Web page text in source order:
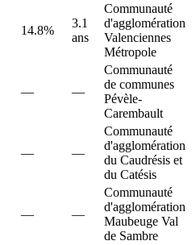
14.8%
3.1
ans
Communauté
d'agglomération
Valenciennes
Métropole
— —
Communauté
de communes
Pévèle-
Carembault
— —
Communauté
d'agglomération
du Caudrésis et
du Catésis
— —
Communauté
d'agglomération
Maubeuge Val
de Sambre